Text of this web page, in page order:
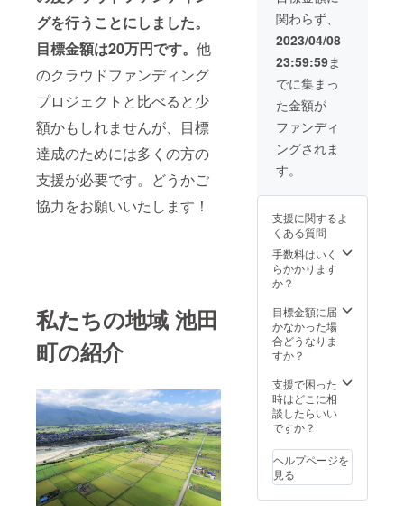
グを行うことにしました。
目標金額は20万円です。 他
のクラウドファンディング
プロジェクトと比べると少
額かもしれませんが、目標
達成のためには多くの方の
支援が必要です。どうかご
協力をお願いいたします！
私たちの地域 池田
町の紹介
置いてけぼ
りの企画も
フリーペー
パー いけだ
いろの魅力
です。
1回1800部、
年に２，3回
のペースで
制作し、松
本・安曇
野・松川・
池田・大町
かせていた
だいていま
す。
(もしく
はニッ
クネー
ム)を本
裏表紙
の支援
者一覧
に掲載
しま
す。ご
希望の
備考欄
にご記
入くだ
さい
チーフ
とした
オリジ
ナルジ
グソー
パズル
※画像は
イメー
ジです
※どの蛾
のジグ
なるか
後のお
楽し
み！ ※
ジグ
ソーパ
300ピー
スです
※商品サ
イズ：
380程度
※種類：
通常
ピース
無し ※
ご支援
いただ
いた方
しくはニック
ネーム)を本裏表
紙の支援者一覧
に掲載します。
ご希望の方はお
名前を備考欄に
ご記入ください
しくはニック
ネーム)を本裏表
紙の支援者一覧
ご希望の方はお
名前を備考欄に
ご記入ください
関わらず、
2023/04/08
23:59:59ま
でに集まっ
た金額が
ファンディ
ングされま
す。
支援に関するよ
くある質問
手数料はいく
らかかります
か？
目標金額に届
かなかった場
合どうなりま
すか？
支援で困った
時はどこに相
談したらいい
ですか？
ヘルプページを
見る